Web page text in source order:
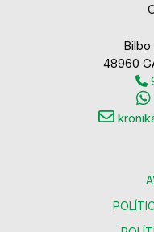
Bilbo
48960